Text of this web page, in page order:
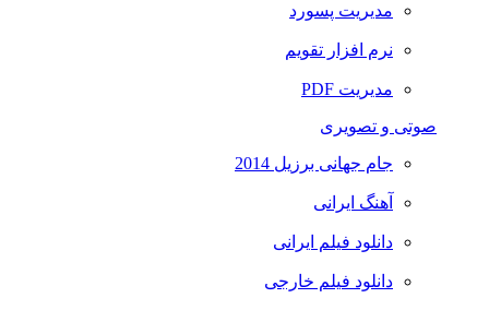
مدیریت پسورد
نرم افزار تقویم
مدیریت PDF
صوتی و تصویری
جام جهانی برزیل 2014
آهنگ ایرانی
دانلود فیلم ایرانی
دانلود فیلم خارجی